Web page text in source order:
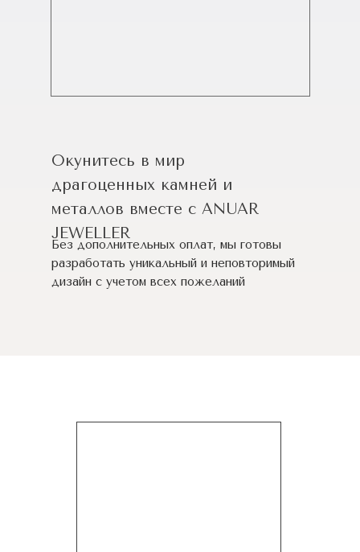
Окунитесь в мир
драгоценных камней и
металлов вместе с ANUAR
JEWELLER
Без дополнительных оплат, мы готовы
разработать уникальный и неповторимый
дизайн c учетом всех пожеланий